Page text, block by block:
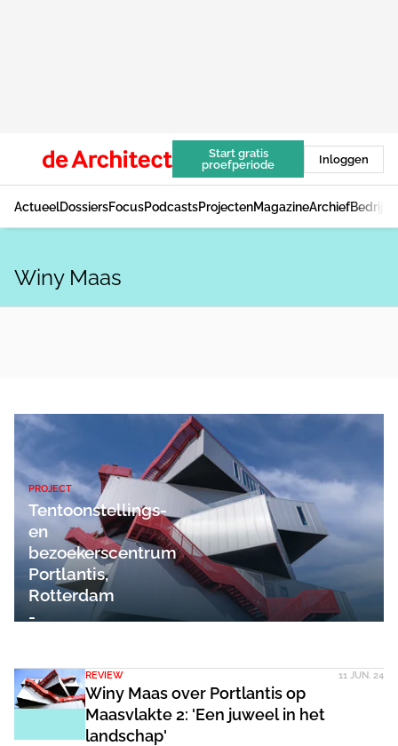
Start gratis
proefperiode
Inloggen
ActueelDossiersFocusPodcastsProjectenMagazineArchief
Winy Maas
PROJECT
Tentoonstellings-
en
bezoekerscentrum
Portlantis,
Rotterdam
-
REVIEW 11 JUN. 24
Winy Maas over Portlantis op
Maasvlakte 2: 'Een juweel in het
landschap'